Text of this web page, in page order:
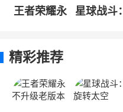
王者荣耀永
星球战斗：
精彩推荐